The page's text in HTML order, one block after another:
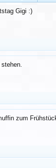
Gigi :)
stehen.
zum